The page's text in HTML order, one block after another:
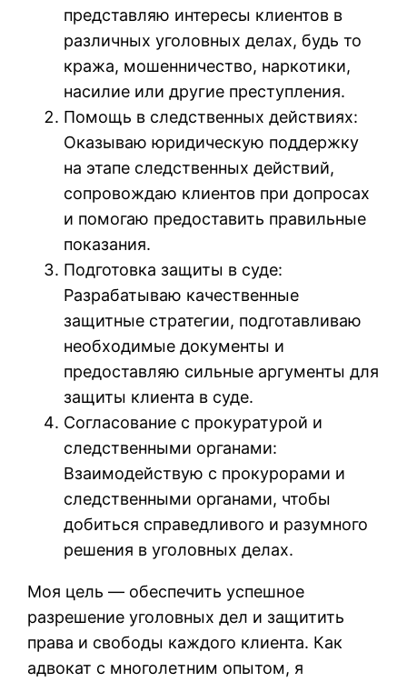
представляю интересы клиентов в
различных уголовных делах, будь то
кража, мошенничество, наркотики,
насилие или другие преступления.
Помощь в следственных действиях:
Оказываю юридическую поддержку
на этапе следственных действий,
сопровождаю клиентов при допросах
и помогаю предоставить правильные
показания.
Подготовка защиты в суде:
Разрабатываю качественные
защитные стратегии, подготавливаю
необходимые документы и
предоставляю сильные аргументы для
защиты клиента в суде.
Согласование с прокуратурой и
следственными органами:
Взаимодействую с прокурорами и
следственными органами, чтобы
добиться справедливого и разумного
решения в уголовных делах.
Моя цель — обеспечить успешное
разрешение уголовных дел и защитить
права и свободы каждого клиента. Как
адвокат с многолетним опытом, я